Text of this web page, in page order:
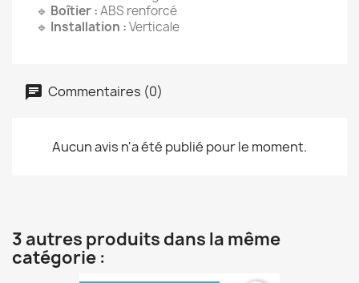
🔹 Boîtier :ABS renforcé
🔹 Installation :Verticale
Commentaires (0)
Aucun avis n'a été publié pour le moment.
3 autres produits dans la même
catégorie :